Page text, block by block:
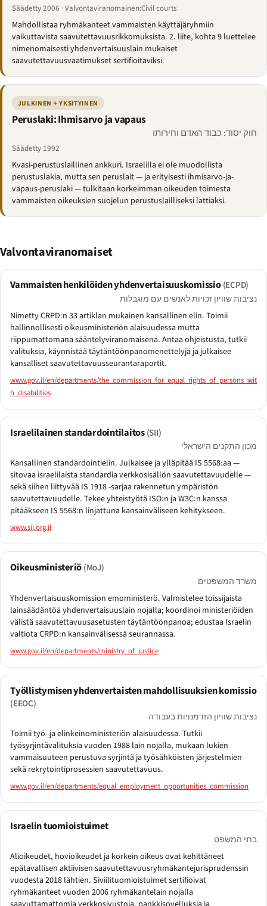
Säädetty 2006 · Valvontaviranomainen:Civil courts
Mahdollistaa ryhmäkanteet vammaisten käyttäjäryhmiin
vaikuttavista saavutettavuusrikkomuksista. 2. liite, kohta 9 luettelee
nimenomaisesti yhdenvertaisuuslain mukaiset
saavutettavuusvaatimukset sertifioitaviksi.
JULKINEN + YKSITYINEN
Peruslaki: Ihmisarvo ja vapaus
חוק יסוד: כבוד האדם וחירותו
Säädetty 1992
Kvasi-perustuslaillinen ankkuri. Israelilla ei ole muodollista
perustuslakia, mutta sen peruslait — ja erityisesti ihmisarvo-ja-
vapaus-peruslaki — tulkitaan korkeimman oikeuden toimesta
vammaisten oikeuksien suojelun perustuslailliseksi lattiaksi.
Valvontaviranomaiset
Vammaisten henkilöiden yhdenvertaisuuskomissio(ECPD)
נציבות שוויון זכויות לאנשים עם מוגבלות
Nimetty CRPD:n 33 artiklan mukainen kansallinen elin. Toimii
hallinnollisesti oikeusministeriön alaisuudessa mutta
riippumattomana sääntelyviranomaisena. Antaa ohjeistusta, tutkii
valituksia, käynnistää täytäntöönpanomenettelyjä ja julkaisee
kansalliset saavutettavuusseurantaraportit.
www.gov.il/en/departments/the_commission_for_equal_rights_of_persons_wit
h_disabilities
Israelilainen standardointilaitos(SII)
מכון התקנים הישראלי
Kansallinen standardointielin. Julkaisee ja ylläpitää IS 5568:aa —
sitovaa israelilaista standardia verkkosisällön saavutettavuudelle —
sekä siihen liittyvää IS 1918 -sarjaa rakennetun ympäristön
saavutettavuudelle. Tekee yhteistyötä ISO:n ja W3C:n kanssa
pitääkseen IS 5568:n linjattuna kansainväliseen kehitykseen.
www.sii.org.il
Oikeusministeriö(MoJ)
משרד המשפטים
Yhdenvertaisuuskomission emoministerö. Valmistelee toissijaista
lainsäädäntöä yhdenvertaisuuslain nojalla; koordinoi ministeriöiden
välistä saavutettavuusasetusten täytäntöönpanoa; edustaa Israelin
valtiota CRPD:n kansainvälisessä seurannassa.
www.gov.il/en/departments/ministry_of_justice
Työllistymisen yhdenvertaisten mahdollisuuksien komissio
(EEOC)
נציבות שוויון הזדמנויות בעבודה
Toimii työ- ja elinkeinoministeriön alaisuudessa. Tutkii
työsyrjintävalituksia vuoden 1988 lain nojalla, mukaan lukien
vammaisuuteen perustuva syrjintä ja työsähköisten järjestelmien
sekä rekrytointiprosessien saavutettavuus.
www.gov.il/en/departments/equal_employment_opportunities_commission
Israelin tuomioistuimet
בתי המשפט
Alioikeudet, hovioikeudet ja korkein oikeus ovat kehittäneet
epätavallisen aktiivisen saavutettavuusryhmäkantejurisprudenssin
vuodesta 2018 lähtien. Siviilituomioistuimet sertifioivat
ryhmäkanteet vuoden 2006 ryhmäkantelain nojalla